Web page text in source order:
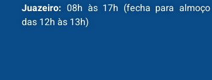
Juazeiro: 08h às 17h (fecha para almoço
das 12h às 13h)